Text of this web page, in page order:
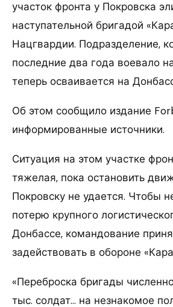
участок фронта у Покровска
наступательной бригадой
Нацгвардии. Подразделение,
последние два года воевало
теперь осваивается на
Об этом сообщило издание
информированные источники.
Ситуация на этом участке
тяжелая, пока остановить
Покровску не удается. Чтобы
потерю крупного
Донбассе, командование
задействовать в обороне
«Переброска бригады
тыс. солдат… на незнакомое